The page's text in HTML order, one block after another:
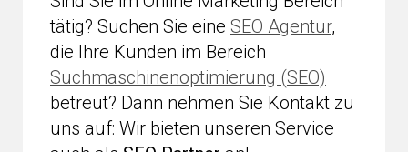
tätig? Suchen Sie eine SEO Agentur,
die Ihre Kunden im Bereich
Suchmaschinenoptimierung (SEO)
betreut? Dann nehmen Sie Kontakt zu
uns auf: Wir bieten unseren Service